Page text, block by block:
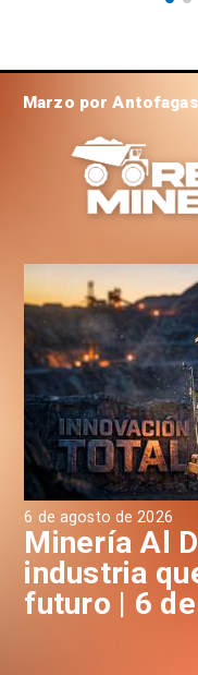
6 de agosto de 2026
Minería Al
industria
futuro | 6
Marzo por